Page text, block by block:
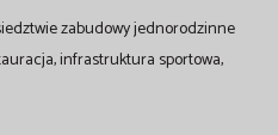
zabudowy jednorodzinne
infrastruktura sportowa,